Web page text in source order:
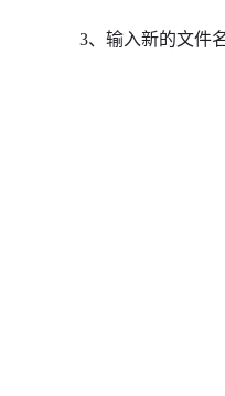
3、输入新的文件